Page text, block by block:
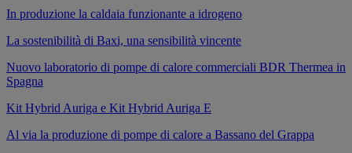
In produzione la caldaia funzionante a idrogeno
La sostenibilità di Baxi, una sensibilità vincente
Nuovo laboratorio di pompe di calore commerciali BDR Thermea in
Spagna
Kit Hybrid Auriga e Kit Hybrid Auriga E
Al via la produzione di pompe di calore a Bassano del Grappa